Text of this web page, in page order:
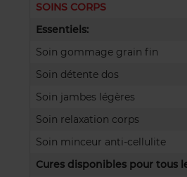
SOINS CORPS
Essentiels:
Soin gommage grain fin
Soin détente dos
Soin jambes légères
Soin relaxation corps
Soin minceur anti-cellulite
Cures disponibles pour tous